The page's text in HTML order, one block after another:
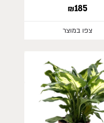
0
₪
185
₪
צפו במוצר